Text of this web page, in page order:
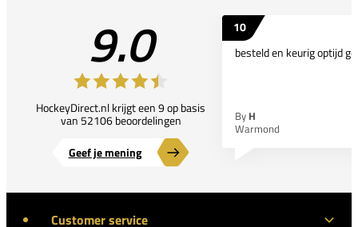
9.0
HockeyDirect.nl krijgt een 9 op basis
van 52106 beoordelingen
Geef je mening
10
besteld en keurig optijd
By H
Warmond
Customer service